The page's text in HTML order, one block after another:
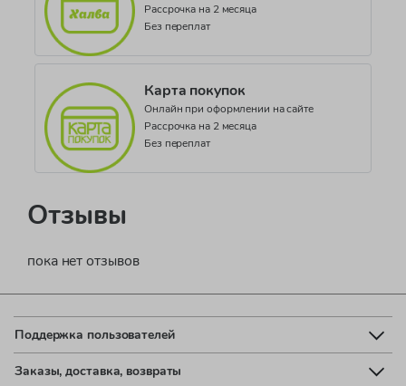
Рассрочка на 2 месяца
Без переплат
Карта покупок
Онлайн при оформлении на сайте
Рассрочка на 2 месяца
Без переплат
Отзывы
пока нет отзывов
Поддержка пользователей
Заказы, доставка, возвраты